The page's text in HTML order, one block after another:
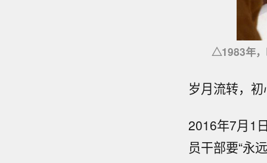
△1983年，
岁月流转，
2016年7月1
员干部要“永